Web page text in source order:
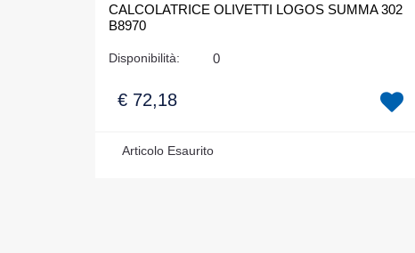
CALCOLATRICE OLIVETTI LOGOS SUMMA 302
B8970
Disponibilità: 0
€ 72,18
Articolo Esaurito